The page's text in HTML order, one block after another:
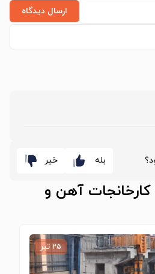
ارسال دیدگاه
بله خیر
کارخانجات آهن و
۲۵ تیر